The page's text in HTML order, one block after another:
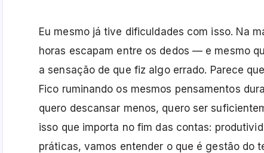
Eu mesmo já tive dificuldades com isso. Na
horas escapam entre os dedos — e mesmo
a sensação de que fiz algo errado. Parece
Fico ruminando os mesmos pensamentos
quero descansar menos, quero ser
isso que importa no fim das contas:
práticas, vamos entender o que é gestão do